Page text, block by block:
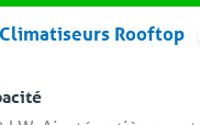
Rooftop